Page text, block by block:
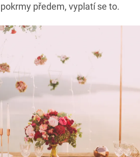
předem, vyplatí se to.